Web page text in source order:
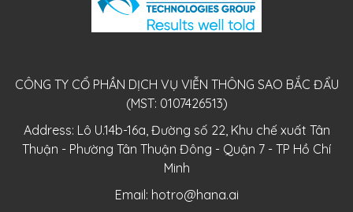
CÔNG TY CỔ PHẦN DỊCH VỤ VIỄN THÔNG SAO BẮC ĐẨU
(MST: 0107426513)
Address: Lô U.14b-16a, Đường số 22, Khu chế xuất Tân
Thuận - Phường Tân Thuận Đông - Quận 7 - TP Hồ Chí
Minh
Email: hotro@hana.ai